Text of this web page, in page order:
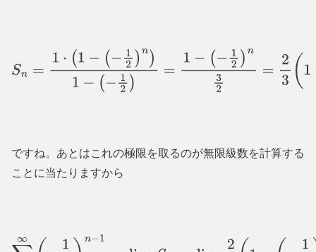
Sn=1⋅ 1−(−12)n)1−(−12)= 1−( −12)n32=23(1 −(− 12 )n )
ですね。あとはこれの極限を取るのが無限級数を計算する
ことに当たりますから